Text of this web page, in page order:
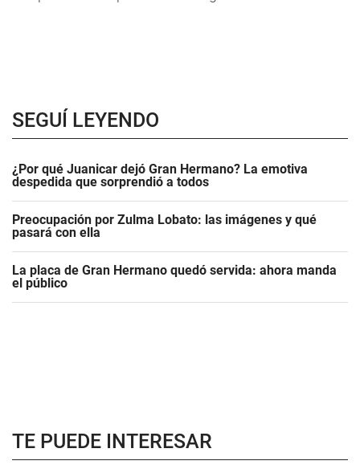
SEGUÍ LEYENDO
¿Por qué Juanicar dejó Gran Hermano? La emotiva
despedida que sorprendió a todos
Preocupación por Zulma Lobato: las imágenes y qué
pasará con ella
La placa de Gran Hermano quedó servida: ahora manda
el público
TE PUEDE INTERESAR